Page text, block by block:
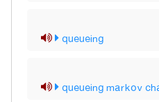
queueing
queueing markov